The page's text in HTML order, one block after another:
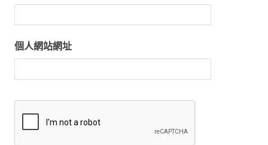
個人網站網址